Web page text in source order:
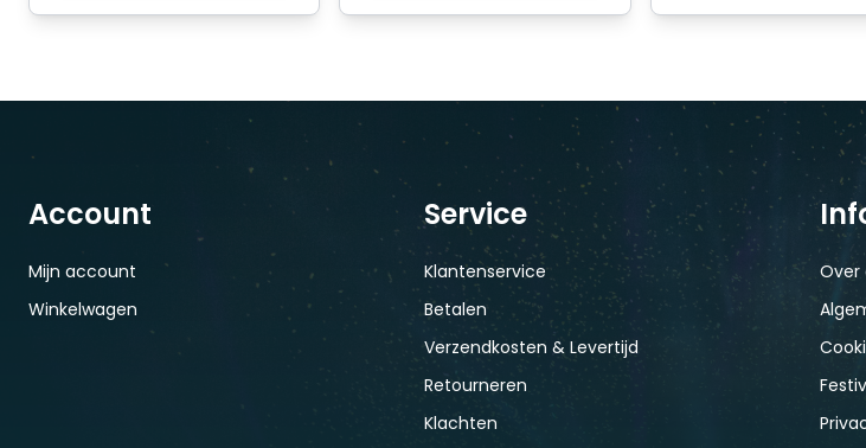
Account
Mijn account
Winkelwagen
Service
Klantenservice
Betalen
Verzendkosten & Levertijd
Retourneren
Klachten
Over